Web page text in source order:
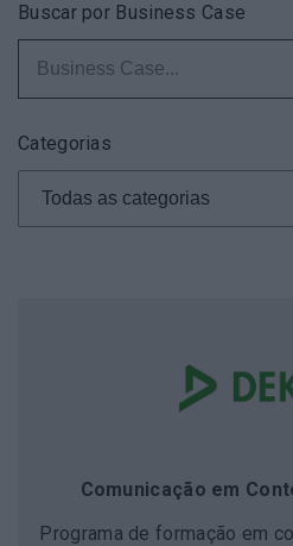
Buscar por Business Case
Categorias
Comunicação em
Programa de formação em